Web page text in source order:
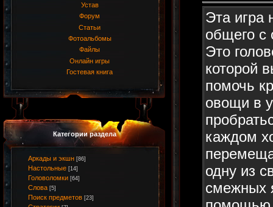
Устав
Форум
Статьи
Фотоальбомы
Файлы
Онлайн игры
Гостевая книга
Категории раздела
Аркады и экшн [86]
Настольные [14]
Головоломки [64]
Слова [5]
Поиск предметов [23]
Эта игра
общего с
Это
которой
помочь
овощи в
каждом
одну из
смежных